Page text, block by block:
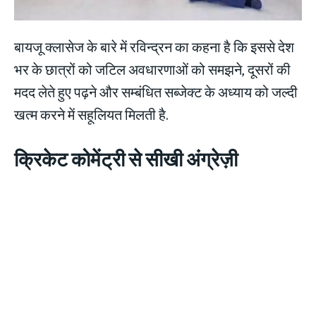
बायजू क्लासेज के बारे में रविन्द्रन का कहना है कि इससे देश
भर के छात्रों को जटिल अवधारणाओं को समझने, दूसरों की
मदद लेते हुए पढ़ने और सम्बंधित सब्जेक्ट के अध्याय को जल्दी
खत्म करने में सहूलियत मिलती है.
क्रिकेट कोमेंट्री से सीखी अंग्रेज़ी